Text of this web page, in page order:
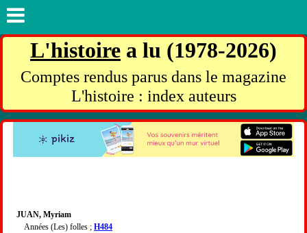
L'histoire a lu (1978-2026)
Comptes rendus parus dans le magazine
L'histoire : index auteurs
JUAN, Myriam
Années (Les) folles ; H484